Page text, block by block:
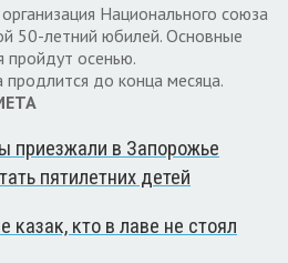
Национального союза
50-летний юбилей. Основные
пройдут осенью.
до конца месяца.
приезжали в Запорожье
пятилетних детей
казак, кто в лаве не стоял